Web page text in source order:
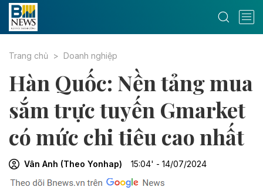
Trang chủ Doanh nghiệp
Hàn Quốc: Nền tảng mua
sắm trực tuyến Gmarket
có mức chi tiêu cao nhất
Vân Anh (Theo Yonhap) 15:04' - 14/07/2024